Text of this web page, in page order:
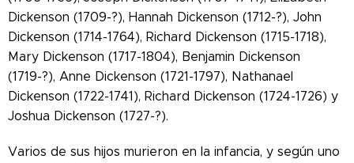
Dickenson (1709-?), Hannah Dickenson (1712-?), John
Dickenson (1714-1764), Richard Dickenson (1715-1718),
Mary Dickenson (1717-1804), Benjamin Dickenson
(1719-?), Anne Dickenson (1721-1797), Nathanael
Dickenson (1722-1741), Richard Dickenson (1724-1726) y
Joshua Dickenson (1727-?).
Varios de sus hijos murieron en la infancia, y según uno